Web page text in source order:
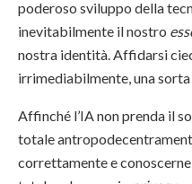
poderoso sviluppo della
inevitabilmente il nostro
nostra identità. Affidarsi
irrimediabilmente, una sorta
Affinché l’IA non prenda il
totale
correttamente e